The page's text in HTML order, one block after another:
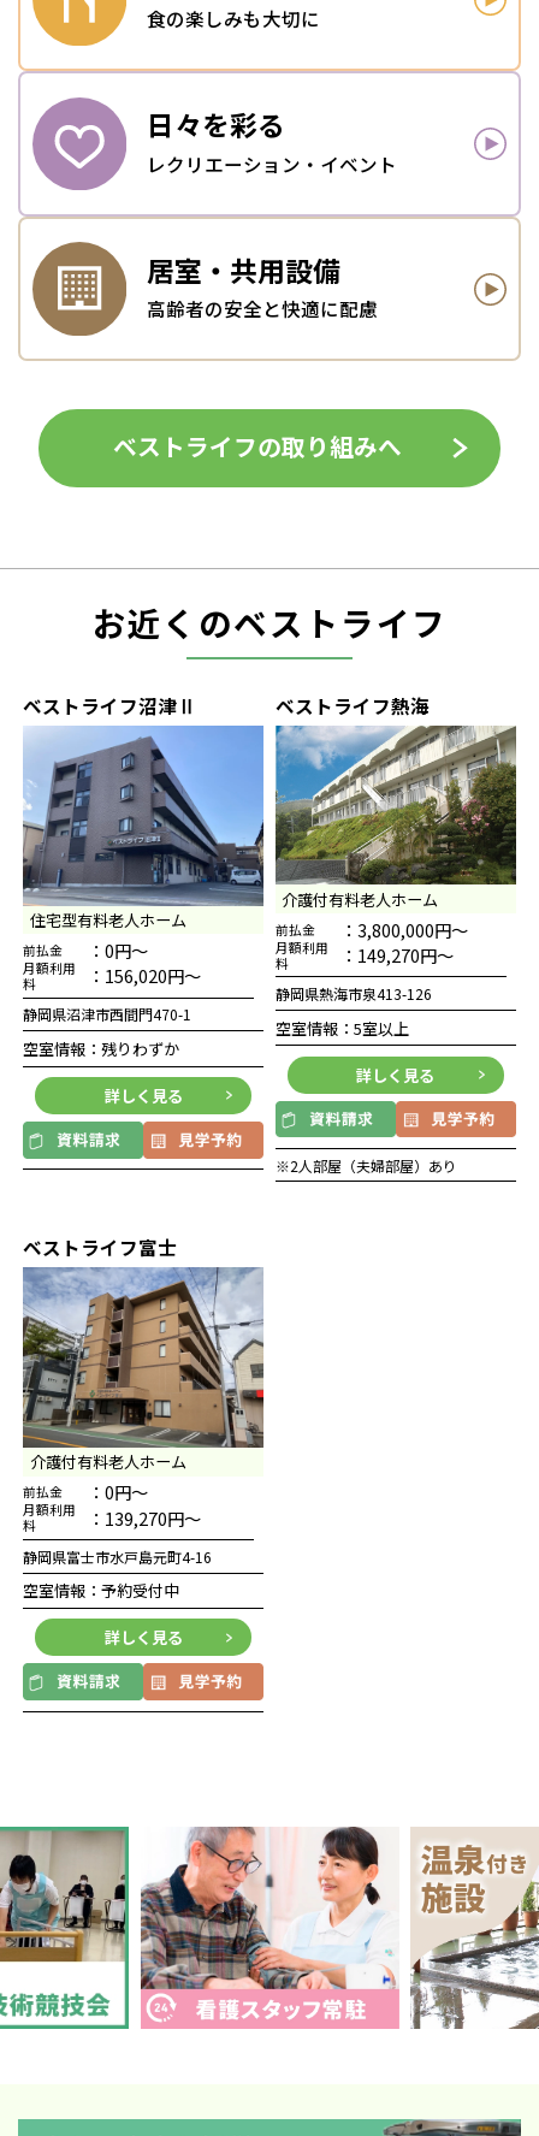
食の楽しみも大切に
日々を彩る
レクリエーション・イベント
居室・ 共用設備
高齢者の安全と快適に配慮
ベストライフの取り組みへ
お近くのベストライフ
ベストライフ沼津Ⅱ
住宅型有料老人ホーム
前払金 ：0円～
月額利用
料
：156,020円～
静岡県沼津市西間門470-1
空室情報：残りわずか
詳しく見る
ベストライフ熱海
介護付有料老人ホーム
前払金 ：3,800,000円～
月額利用
料
：149,270円～
静岡県熱海市泉413-126
空室情報：5室以上
詳しく見る
※2人部屋（夫婦部屋）あり
ベストライフ富士
介護付有料老人ホーム
前払金 ：0円～
月額利用
料
：139,270円～
静岡県富士市水戸島元町4-16
空室情報：予約受付中
詳しく見る